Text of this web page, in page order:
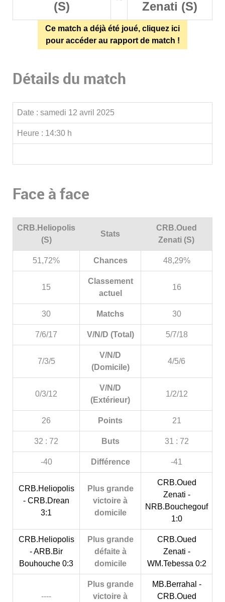
(S)
Zenati (S)
Ce match a déjà été joué, cliquez ici
pour accéder au rapport de match !
Détails du match
Date : samedi 12 avril 2025
Heure : 14:30 h
Face à face
CRB.Heliopolis
(S)
Stats
CRB.Oued
Zenati (S)
51,72% Chances 48,29%
15
Classement
actuel
16
30 Matchs 30
7/6/17 V/N/D (Total) 5/7/18
7/3/5
V/N/D
(Domicile)
4/5/6
0/3/12
V/N/D
(Extérieur)
1/2/12
26 Points 21
32 : 72 Buts 31 : 72
-40 Différence -41
CRB.Heliopolis
- CRB.Drean
3:1
Plus grande
victoire à
domicile
CRB.Oued
Zenati -
NRB.Bouchegouf
1:0
CRB.Heliopolis
- ARB.Bir
Bouhouche 0:3
Plus grande
défaite à
domicile
CRB.Oued
Zenati -
WM.Tebessa 0:2
----
Plus grande
victoire à
MB.Berrahal -
CRB.Oued